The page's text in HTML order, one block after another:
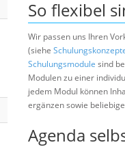
So flexibel
Wir passen uns Ihren
(siehe
Schulungsmodule sind
Modulen zu einer
jedem Modul können
ergänzen sowie
Agenda